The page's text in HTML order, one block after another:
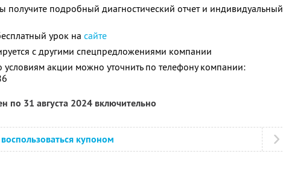
получите подробный диагностический отчет и индивидуальный
урок на сайте
с другими спецпредложениями компании
акции можно уточнить по телефону компании:
по 31 августа 2024 включительно
купоном